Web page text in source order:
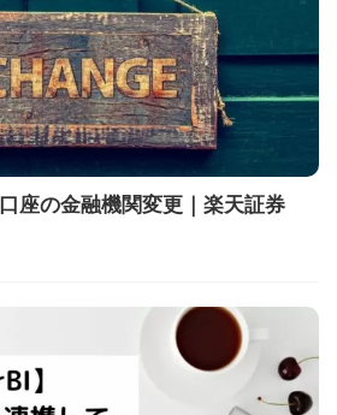
座の金融機関変更｜楽天証券